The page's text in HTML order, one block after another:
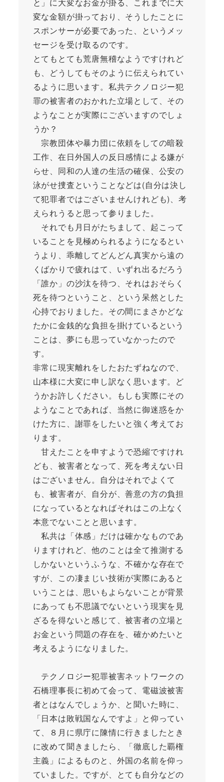
変な金額が掛っており、そうしたことに
スポンサーが必要であった、というメッ
セージを受け取るのです。
とてもとても荒唐無稽なようですけれど
も、どうしてもそのように伝えられてい
るように思います。私共テクノロジー犯
罪の被害者のおかれた立場として、その
ようなことが実際にございますのでしょ
うか？
宗教団体や暴力団に依頼をしての暗殺
工作、在日外国人の反日感情による嫌が
らせ、同和の人達の生活の確保、公安の
泳がせ捜査ということなどは(自分は決し
て犯罪者ではございませんけれども)、考
えられうると思って参りました。
それでも月日がたちまして、起こって
いることを見極められるようになるとい
うより、乖離してどんどん真実から遠の
くばかりで疲れはて、いずれ出るだろう
「誰か」の沙汰を待つ、それはおそらく
死を待つということ、という呆然とした
心持でおりました。その間にまさかどな
たかに金銭的な負担を掛けているという
ことは、夢にも思っていなかったので
す。
非常に現実離れをしたおたずねなので、
山本様に大変に申し訳なく思います。ど
うかお許しください。もしも実際にその
ようなことであれば、当然に御迷惑をか
けた方に、謝罪をしたいと強く考えてお
ります。
甘えたことを申すようで恐縮ですけれ
ども、被害者となって、死を考えない日
はございません。自分はそれでよくて
も、被害者が、自分が、善意の方の負担
になっているとなればそれはこの上なく
本意でないことと思います。
私共は「体感」だけは確かなものであ
りますけれど、他のことは全て推測する
しかないというふうな、不確かな存在で
すが、この凄まじい技術が実際にあると
いうことは、思いもよらないことが背景
にあっても不思議でないという現実を見
ざるを得ないと感じて、被害者の立場と
お金という問題の存在を、確かめたいと
考えるようになりました。
テクノロジー犯罪被害ネットワークの
石橋理事長に初めて会って、電磁波被害
者とはなんでしょうか、と聞いた時に、
「日本は敗戦国なんですよ」と仰ってい
て、８月に県庁に陳情に行きましたとき
に改めて聞きましたら、「徹底した覇権
主義」によるものと、外国の名前を仰っ
ていました。ですが、とても自分などの